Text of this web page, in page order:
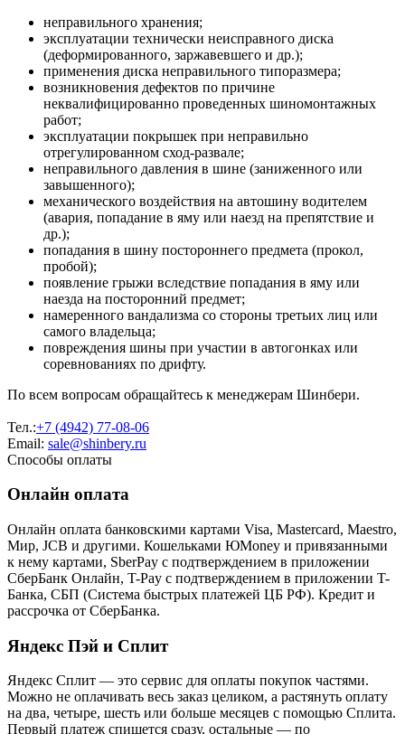
неправильного хранения;
эксплуатации технически неисправного диска
(деформированного, заржавевшего и др.);
применения диска неправильного типоразмера;
возникновения дефектов по причине
неквалифицированно проведенных шиномонтажных
работ;
эксплуатации покрышек при неправильно
отрегулированном сход-развале;
неправильного давления в шине (заниженного или
завышенного);
механического воздействия на автошину водителем
(авария, попадание в яму или наезд на препятствие и
др.);
попадания в шину постороннего предмета (прокол,
пробой);
появление грыжи вследствие попадания в яму или
наезда на посторонний предмет;
намеренного вандализма со стороны третьих лиц или
самого владельца;
повреждения шины при участии в автогонках или
соревнованиях по дрифту.
По всем вопросам обращайтесь к менеджерам Шинбери.
Тел.:+7 (4942) 77-08-06
Email: sale@shinbery.ru
Способы оплаты
Онлайн оплата
Онлайн оплата банковскими картами Visa, Mastercard, Maestro,
Мир, JCB и другими. Кошельками ЮMoney и привязанными
к нему картами, SberPay с подтверждением в приложении
СберБанк Онлайн, T-Pay с подтверждением в приложении T-
Банка, СБП (Система быстрых платежей ЦБ РФ). Кредит и
рассрочка от СберБанка.
Яндекс Пэй и Сплит
Яндекс Cплит — это сервис для оплаты покупок частями.
Можно не оплачивать весь заказ целиком, а растянуть оплату
на два, четыре, шесть или больше месяцев с помощью Сплита.
Первый платеж спишется сразу, остальные — по